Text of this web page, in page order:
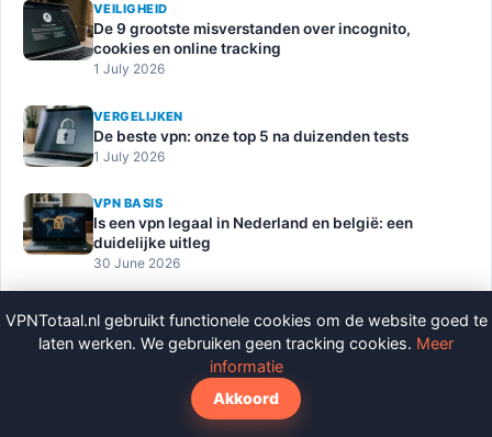
VEILIGHEID
De 9 grootste misverstanden over incognito,
cookies en online tracking
1 July 2026
VERGELIJKEN
De beste vpn: onze top 5 na duizenden tests
1 July 2026
VPN BASIS
Is een vpn legaal in Nederland en belgië: een
duidelijke uitleg
30 June 2026
Alle artikelen →
Streaming
VPNTotaal.nl gebruikt functionele cookies om de website goed te
laten werken. We gebruiken geen tracking cookies. Meer
informatie
Akkoord